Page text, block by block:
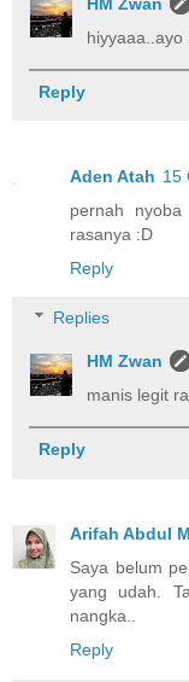
hiyyaaa..ayo
Reply
Aden Atah 15
pernah
rasanya :D
Reply
Replies
HM Zwan
manis legit
Reply
Arifah Abdul
Saya belum
yang udah.
nangka..
Reply